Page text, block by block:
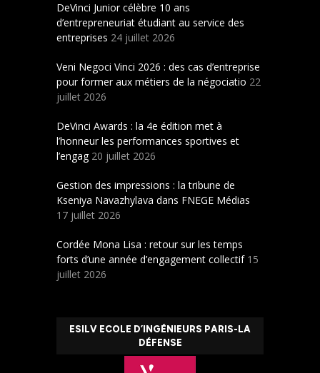
DeVinci Junior célèbre 10 ans
d’entrepreneuriat étudiant au service des
entreprises 24 juillet 2026
Veni Negoci Vinci 2026 : des cas d’entreprise
pour former aux métiers de la négociatio 22
juillet 2026
DeVinci Awards : la 4e édition met à
l’honneur les performances sportives et
l’engag 20 juillet 2026
Gestion des impressions : la tribune de
Kseniya Navazhylava dans FNEGE Médias
17 juillet 2026
Cordée Mona Lisa : retour sur les temps
forts d’une année d’engagement collectif 15
juillet 2026
ESILV ECOLE D’INGÉNIEURS PARIS-LA
DÉFENSE